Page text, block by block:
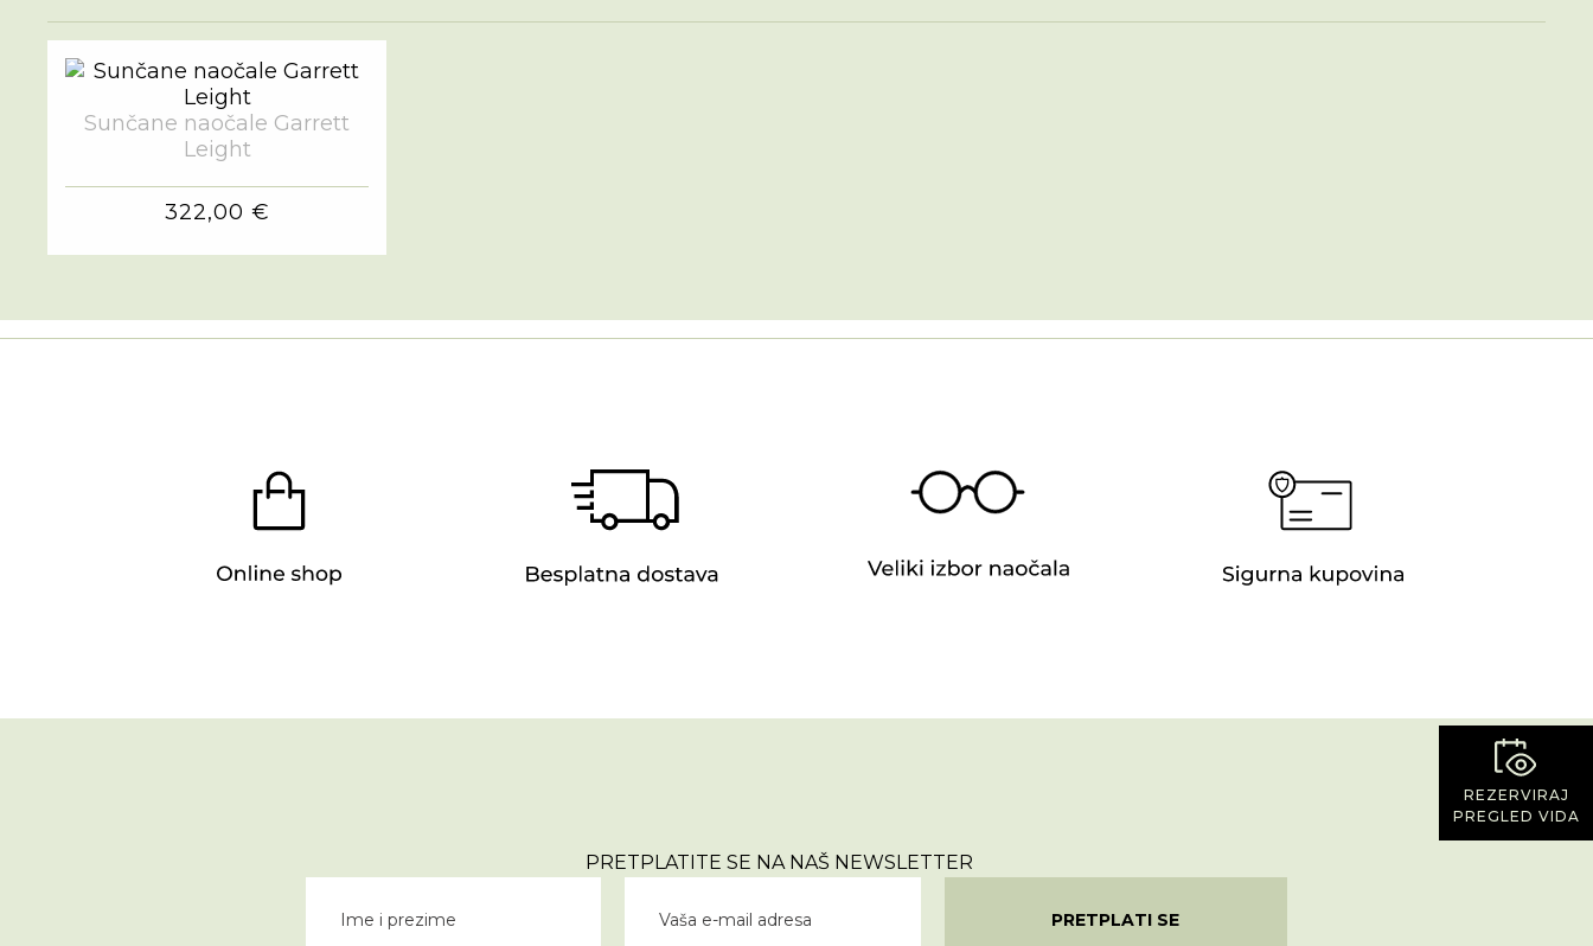
REZERVIRAJ
PREGLED VIDA
Sunčane naočale Garrett
Leight
322,00 €
PRETPLATITE SE NA NAŠ NEWSLETTER
PRETPLATI SE